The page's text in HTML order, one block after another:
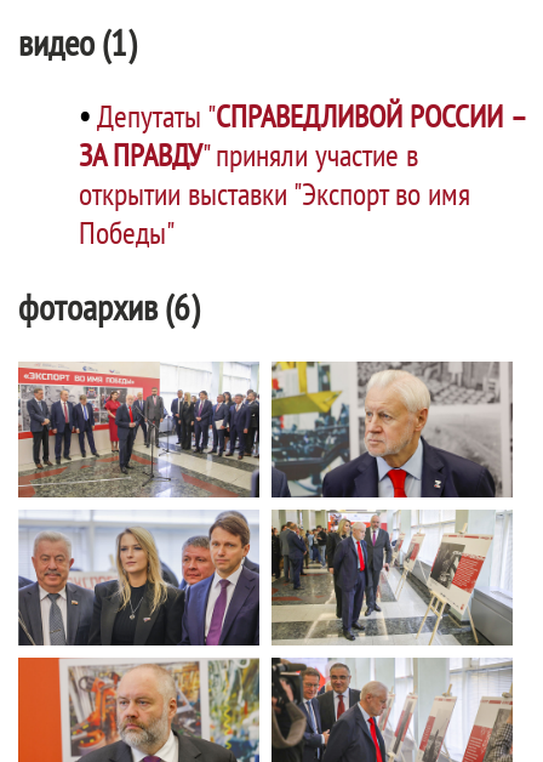
видео (1)
•Депутаты "СПРАВЕДЛИВОЙ РОССИИ –
ЗА ПРАВДУ" приняли участие в
открытии выставки "Экспорт во имя
Победы"
фотоархив (6)